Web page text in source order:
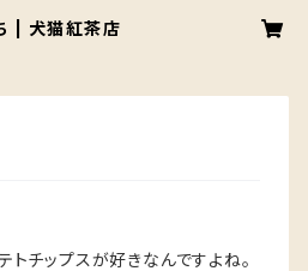
| 犬猫紅茶店
トチップスが好きなんですよね。